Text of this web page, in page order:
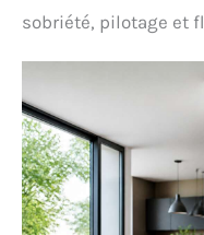
sobriété, pilotage et